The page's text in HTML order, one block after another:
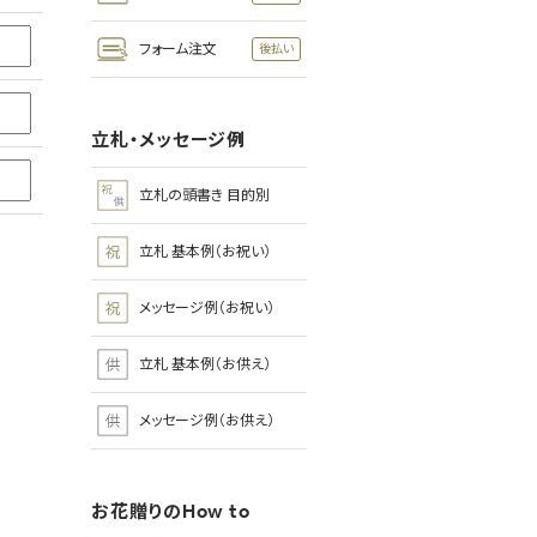
フォーム注文
立札・メッセージ例
立札の頭書き 目的別
立札 基本例（お祝い）
メッセージ例（お祝い）
立札 基本例（お供え）
メッセージ例（お供え）
お花贈りのHow to